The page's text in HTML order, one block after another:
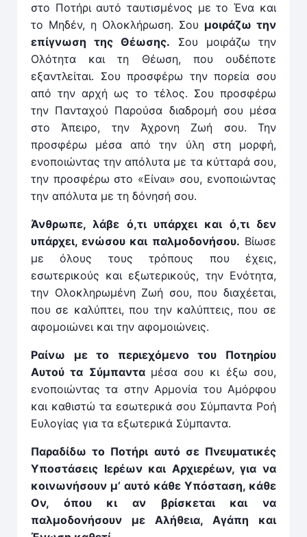
στο Ποτήρι αυτό ταυτισμένος με το Ένα και
το Μηδέν, η Ολοκλήρωση. Σου μοιράζω την
επίγνωση της Θέωσης. Σου μοιράζω την
Ολότητα και τη Θέωση, που ουδέποτε
εξαντλείται. Σου προσφέρω την πορεία σου
από την αρχή ως το τέλος. Σου προσφέρω
την Πανταχού Παρούσα διαδρομή σου μέσα
στο Άπειρο, την Άχρονη Ζωή σου. Την
προσφέρω μέσα από την ύλη στη μορφή,
ενοποιώντας την απόλυτα με τα κύτταρά σου,
την προσφέρω στο «Είναι» σου, ενοποιώντας
την απόλυτα με τη δόνησή σου.
Άνθρωπε, λάβε ό,τι υπάρχει και ό,τι δεν
υπάρχει, ενώσου και παλμοδονήσου. Βίωσε
με όλους τους τρόπους που έχεις,
εσωτερικούς και εξωτερικούς, την Ενότητα,
την Ολοκληρωμένη Ζωή σου, που διαχέεται,
που σε καλύπτει, που την καλύπτεις, που σε
αφομοιώνει και την αφομοιώνεις.
Ραίνω με το περιεχόμενο του Ποτηρίου
Αυτού τα Σύμπαντα μέσα σου κι έξω σου,
ενοποιώντας τα στην Αρμονία του Αμόρφου
και καθιστώ τα εσωτερικά σου Σύμπαντα Ροή
Ευλογίας για τα εξωτερικά Σύμπαντα.
Παραδίδω το Ποτήρι αυτό σε Πνευματικές
Υποστάσεις Ιερέων και Αρχιερέων, για να
κοινωνήσουν μ’ αυτό κάθε Υπόσταση, κάθε
Ον, όπου κι αν βρίσκεται και να
παλμοδονήσουν με Αλήθεια, Αγάπη και